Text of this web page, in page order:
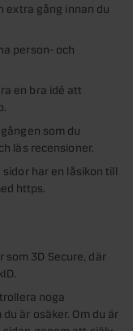
extra gång innan du
person- och
en bra idé att
som du
läs recensioner.
har en låsikon till
https.
3D Secure, där
noga
är osäker. Om du är